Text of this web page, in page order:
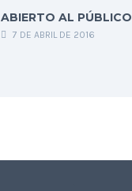
ABIERTO AL PÚBLICO
7 DE ABRIL DE 2016